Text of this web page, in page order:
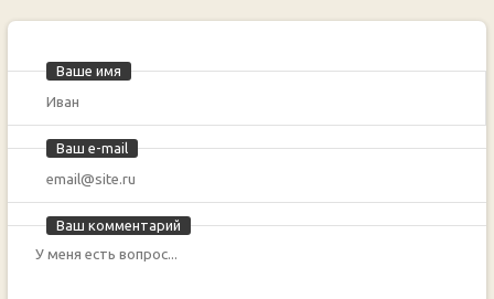
Ваше имя
Ваш e-mail
Ваш комментарий